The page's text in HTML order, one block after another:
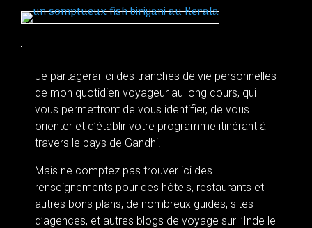
Je partagerai ici des tranches de vie personnelles
de mon quotidien voyageur au long cours, qui
vous permettront de vous identifier, de vous
orienter et d’établir votre programme itinérant à
travers le pays de Gandhi.
Mais ne comptez pas trouver ici des
renseignements pour des hôtels, restaurants et
autres bons plans, de nombreux guides, sites
d’agences, et autres blogs de voyage sur l’Inde le